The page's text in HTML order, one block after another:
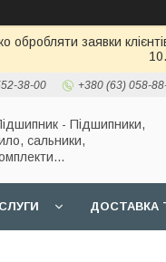
обробляти заявки
38-00 +380 (63) 058-
- Підшипники,
сальники,
ДОСТАВКА